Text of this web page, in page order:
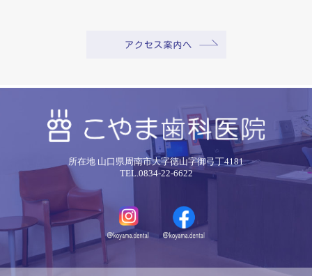
所在地 山口県周南市大字徳山字御弓丁4181
TEL.0834-22-6622